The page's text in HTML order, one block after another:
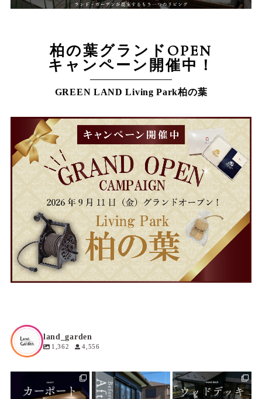
柏の葉グランドOPEN
キャンペーン開催中！
GREEN LAND Living Park柏の葉
land_garden
1,362 4,556
0 0
land_garden
10
land_garden
20 0